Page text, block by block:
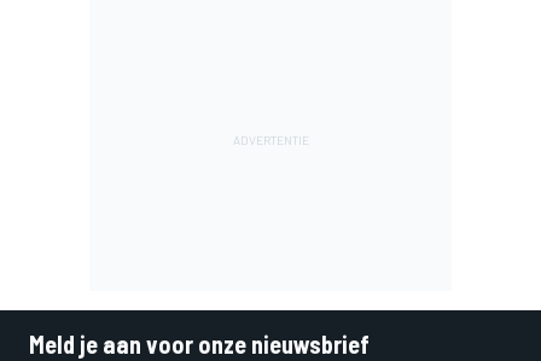
Meld je aan voor onze nieuwsbrief